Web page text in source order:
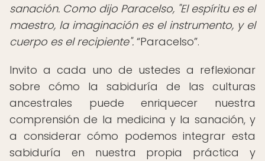
sanación. Como dijo Paracelso, "El espíritu es el
maestro, la imaginación es el instrumento, y el
cuerpo es el recipiente". Paracelso .
Invito a cada uno de ustedes a reflexionar
sobre cómo la sabiduría de las culturas
ancestrales puede enriquecer nuestra
comprensión de la medicina y la sanación, y
a considerar cómo podemos integrar esta
sabiduría en nuestra propia práctica y